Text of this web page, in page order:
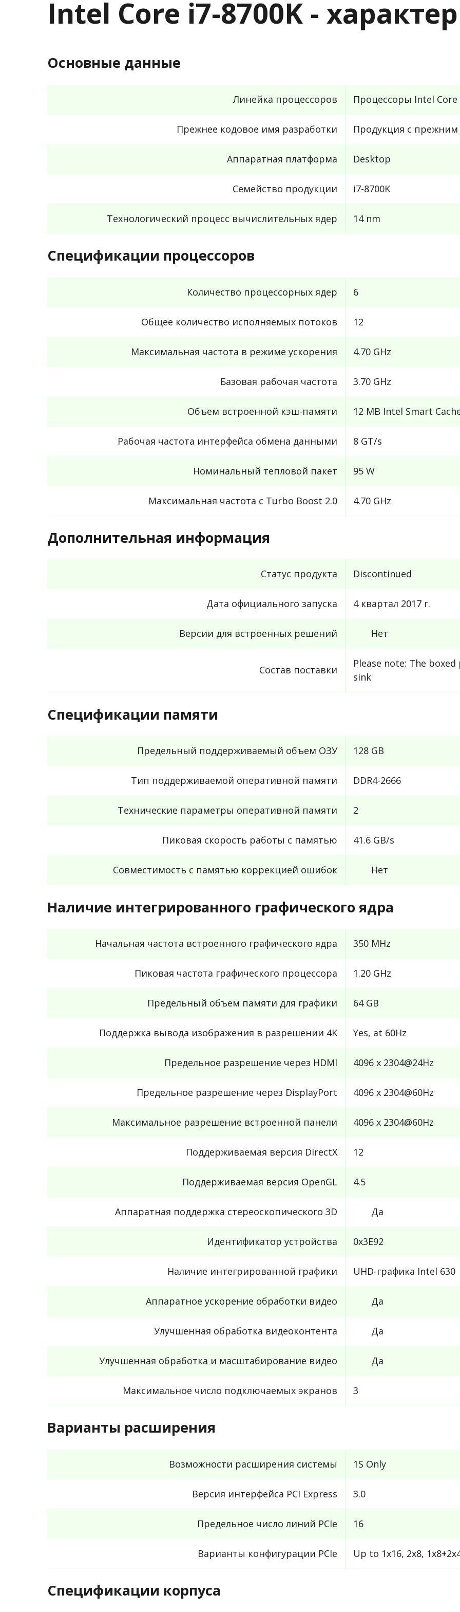
Intel Core i7-8700K -
Основные данные
Линейка процессоров Процессоры Intel Core
Прежнее кодовое имя разработки Продукция с
Аппаратная платформа Desktop
Семейство продукции i7-8700K
Технологический процесс вычислительных ядер 14 nm
Спецификации процессоров
Количество процессорных ядер 6
Общее количество исполняемых потоков 12
Максимальная частота в режиме ускорения 4.70 GHz
Базовая рабочая частота 3.70 GHz
Объем встроенной кэш-памяти 12 MB Intel Smart
Рабочая частота интерфейса обмена данными 8 GT/s
Номинальный тепловой пакет 95 W
Максимальная частота с Turbo Boost 2.0 4.70 GHz
Дополнительная информация
Статус продукта Discontinued
Дата официального запуска 4 квартал 2017 г.
Версии для встроенных решений Нет
Состав поставки
Please note: The
sink
Спецификации памяти
Предельный поддерживаемый объем ОЗУ 128 GB
Тип поддерживаемой оперативной памяти DDR4-2666
Технические параметры оперативной памяти 2
Пиковая скорость работы с памятью 41.6 GB/s
Совместимость с памятью коррекцией ошибок Нет
Наличие интегрированного графического ядра
Начальная частота встроенного графического ядра 350 MHz
Пиковая частота графического процессора 1.20 GHz
Предельный объем памяти для графики 64 GB
Поддержка вывода изображения в разрешении 4K Yes, at 60Hz
Предельное разрешение через HDMI 4096 x 2304@24Hz
Предельное разрешение через DisplayPort 4096 x 2304@60Hz
Максимальное разрешение встроенной панели 4096 x 2304@60Hz
Поддерживаемая версия DirectX 12
Поддерживаемая версия OpenGL 4.5
Аппаратная поддержка стереоскопического 3D Да
Идентификатор устройства 0x3E92
Наличие интегрированной графики UHD-графика Intel 630
Аппаратное ускорение обработки видео Да
Улучшенная обработка видеоконтента Да
Улучшенная обработка и масштабирование видео Да
Максимальное число подключаемых экранов 3
Варианты расширения
Возможности расширения системы 1S Only
Версия интерфейса PCI Express 3.0
Предельное число линий PCIe 16
Варианты конфигурации PCIe Up to 1x16, 2x8,
Спецификации корпуса